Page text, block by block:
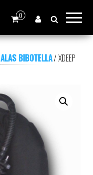
0
ALAS BIBOTELLA/ XDEEP